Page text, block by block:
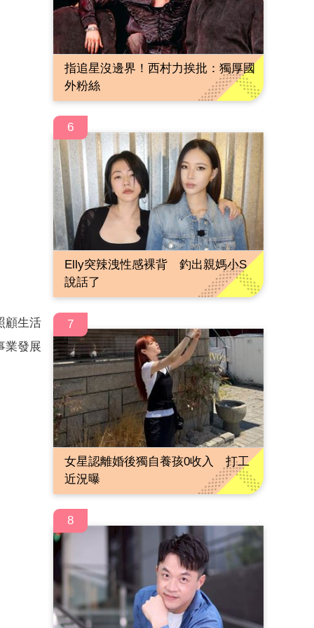
顧生活
業發展
指追星沒邊界！西村力挨批：獨厚國
外粉絲
6
Elly突辣洩性感裸背 釣出親媽小S
說話了
7
女星認離婚後獨自養孩0收入 打工
近況曝
8